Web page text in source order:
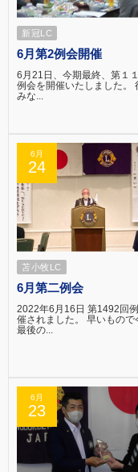
新冠LC
6月第2例会開催
6月21日、今期最終、第１
例会を開催いたしました。
みな...
6月
24
苫小牧LC
6月第二例会
2022年6月16日 第1492回
催されました。 早いもので
最後の...
6月
23